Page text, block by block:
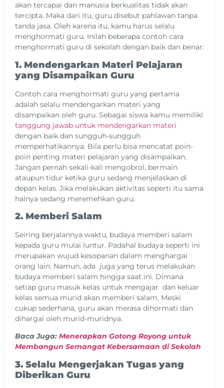
akan tercapai dan manusia berkualitas tidak akan
tercipta. Maka dari itu, guru disebut pahlawan tanpa
tanda jasa. Oleh karena itu, kamu harus selalu
menghormati guru. Inilah beberapa contoh cara
menghormati guru di sekolah dengan baik dan benar:
1. Mendengarkan Materi Pelajaran
yang Disampaikan Guru
Contoh cara menghormati guru yang pertama
adalah selalu mendengarkan materi yang
disampaikan oleh guru. Sebagai siswa kamu memiliki
tanggung jawab untuk mendengarkan materi
dengan baik dan sungguh-sungguh
memperhatikannya. Bila perlu bisa mencatat poin-
poin penting materi pelajaran yang disampaikan.
Jangan pernah sekali-kali mengobrol, bermain
ataupun tidur ketika guru sedang menjelaskan di
depan kelas. Jika melakukan aktivitas seperti itu sama
halnya sedang meremehkan guru.
2. Memberi Salam
Seiring berjalannya waktu, budaya memberi salam
kepada guru mulai luntur. Padahal budaya seperti ini
merupakan wujud kesopanan dalam menghargai
orang lain. Namun, ada juga yang terus melakukan
budaya memberi salam hingga saat ini. Dimana
setiap guru masuk kelas untuk mengajar dan keluar
kelas semua murid akan memberi salam. Meski
cukup sederhana, guru akan merasa dihormati dan
dihargai oleh murid-muridnya.
Baca Juga: Menerapkan Gotong Royong untuk
Membangun Semangat Kebersamaan di Sekolah
3. Selalu Mengerjakan Tugas yang
Diberikan Guru